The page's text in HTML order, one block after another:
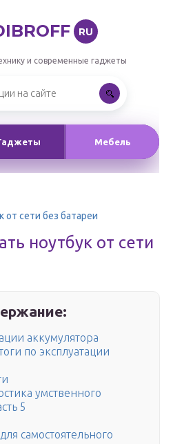
RU
и современные гаджеты
Мебель
от сети без батареи
ноутбук от сети
аккумулятора
по эксплуатации
умственного
5
самостоятельного